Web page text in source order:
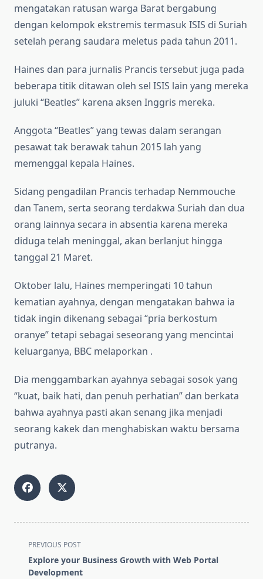
mengatakan ratusan warga Barat bergabung
dengan kelompok ekstremis termasuk ISIS di Suriah
setelah perang saudara meletus pada tahun 2011.
Haines dan para jurnalis Prancis tersebut juga pada
beberapa titik ditawan oleh sel ISIS lain yang mereka
juluki “Beatles” karena aksen Inggris mereka.
Anggota “Beatles” yang tewas dalam serangan
pesawat tak berawak tahun 2015 lah yang
memenggal kepala Haines.
Sidang pengadilan Prancis terhadap Nemmouche
dan Tanem, serta seorang terdakwa Suriah dan dua
orang lainnya secara in absentia karena mereka
diduga telah meninggal, akan berlanjut hingga
tanggal 21 Maret.
Oktober lalu, Haines memperingati 10 tahun
kematian ayahnya, dengan mengatakan bahwa ia
tidak ingin dikenang sebagai “pria berkostum
oranye” tetapi sebagai seseorang yang mencintai
keluarganya, BBC melaporkan .
Dia menggambarkan ayahnya sebagai sosok yang
“kuat, baik hati, dan penuh perhatian” dan berkata
bahwa ayahnya pasti akan senang jika menjadi
seorang kakek dan menghabiskan waktu bersama
putranya.
<span
class="nav-
subtitle
PREVIOUS POST
Explore your Business Growth with Web Portal
Development